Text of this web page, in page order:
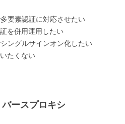
要素認証に対応させたい
を併用運用したい
ングルサインオン化したい
たくない
ースプロキシ